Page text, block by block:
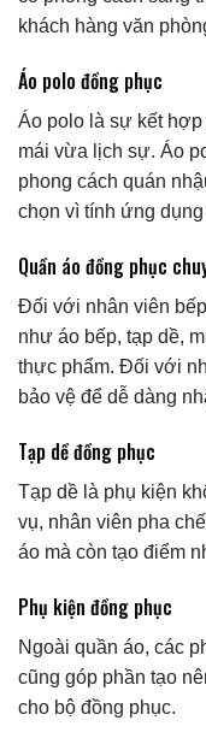
khách hàng văn
Áo polo đồng phục
Áo polo là sự kết
mái vừa lịch sự. Áo
phong cách quán
chọn vì tính ứng dụng
Quần áo đồng phục
Đối với nhân viên
như áo bếp, tạp dề,
thực phẩm. Đối với
bảo vệ để dễ dàng
Tạp dề đồng phục
Tạp dề là phụ kiện
vụ, nhân viên pha
áo mà còn tạo điểm
Phụ kiện đồng phục
Ngoài quần áo, các
cũng góp phần tạo
cho bộ đồng phục.